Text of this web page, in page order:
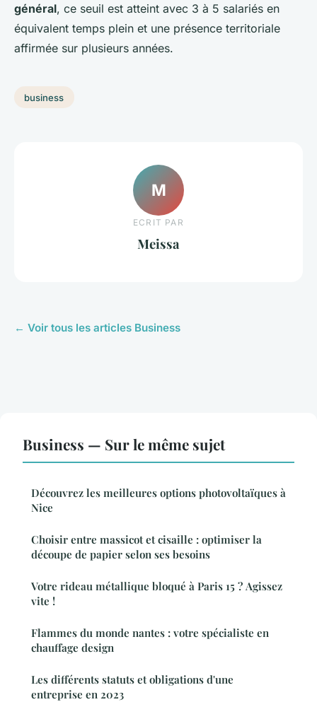
général, ce seuil est atteint avec 3 à 5 salariés en
équivalent temps plein et une présence territoriale
affirmée sur plusieurs années.
business
M
ECRIT PAR
Meissa
← Voir tous les articles Business
Business — Sur le même sujet
Découvrez les meilleures options photovoltaïques à
Nice
Choisir entre massicot et cisaille : optimiser la
découpe de papier selon ses besoins
Votre rideau métallique bloqué à Paris 15 ? Agissez
vite !
Flammes du monde nantes : votre spécialiste en
chauffage design
Les différents statuts et obligations d'une
entreprise en 2023